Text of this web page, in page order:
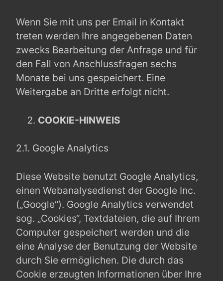
Wenn Sie mit uns per Email in Kontakt
treten werden Ihre angegebenen Daten
zwecks Bearbeitung der Anfrage und für
den Fall von Anschlussfragen sechs
Monate bei uns gespeichert. Eine
Weitergabe an Dritte erfolgt nicht.
COOKIE-HINWEIS
2.1. Google Analytics
Diese Website benutzt Google Analytics,
einen Webanalysedienst der Google Inc.
(„Google“). Google Analytics verwendet
sog. „Cookies“, Textdateien, die auf Ihrem
Computer gespeichert werden und die
eine Analyse der Benutzung der Website
durch Sie ermöglichen. Die durch das
Cookie erzeugten Informationen über Ihre